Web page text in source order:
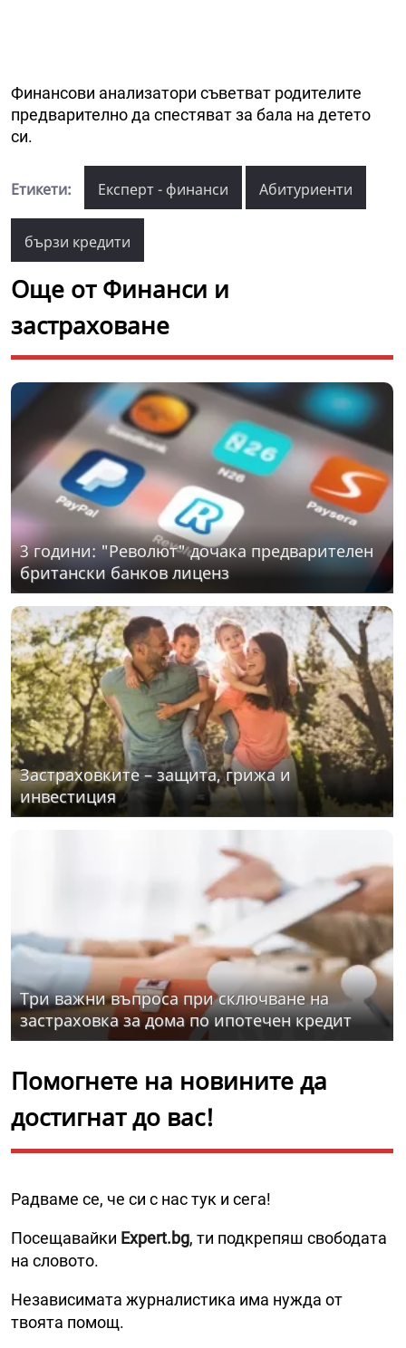
Финансови анализатори съветват родителите
предварително да спестяват за бала на детето
си.
Етикети: Експерт - финанси Абитуриенти
бързи кредити
Още от Финанси и
застраховане
3 години: "Револют" дочака предварителен
британски банков лиценз
Застраховките – защита, грижа и
инвестиция
Три важни въпроса при сключване на
застраховка за дома по ипотечен кредит
Помогнете на новините да
достигнат до вас!
Радваме се, че си с нас тук и сега!
Посещавайки Expert.bg, ти подкрепяш свободата
на словото.
Независимата журналистика има нужда от
твоята помощ.